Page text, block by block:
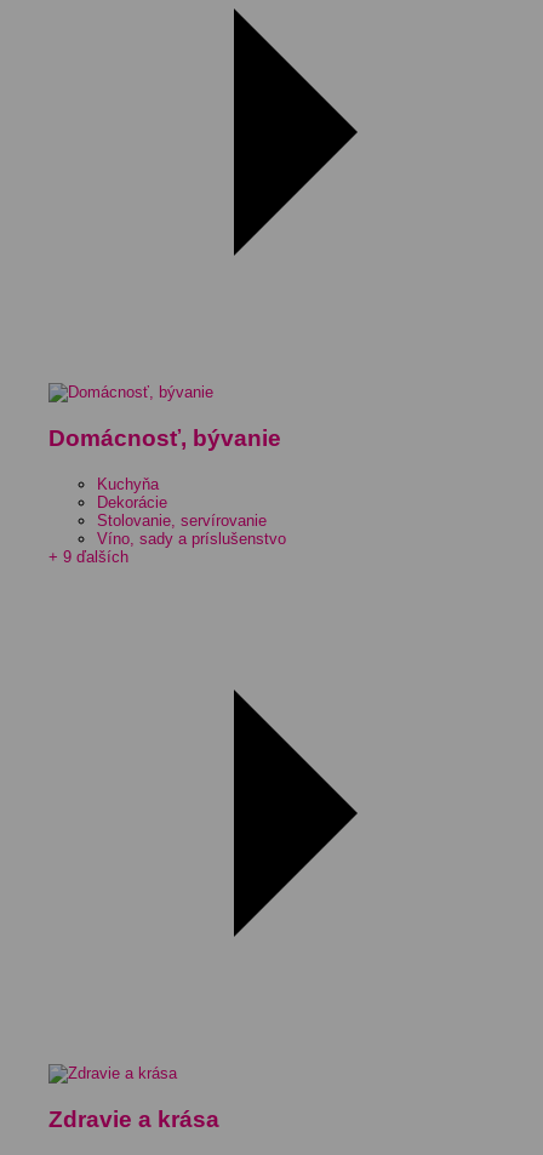
Domácnosť, bývanie
Kuchyňa
Dekorácie
Stolovanie, servírovanie
Víno, sady a príslušenstvo
+ 9 ďalších
Zdravie a krása